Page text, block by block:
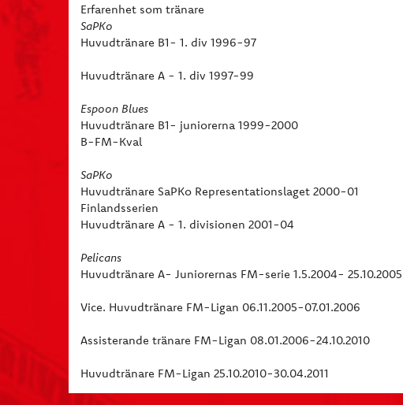
Erfarenhet som tränare
SaPKo
Huvudtränare B1- 1. div 1996-97
Huvudtränare A - 1. div 1997-99
Espoon Blues
Huvudtränare B1- juniorerna 1999-2000
B-FM-Kval
SaPKo
Huvudtränare SaPKo Representationslaget 2000-01
Finlandsserien
Huvudtränare A - 1. divisionen 2001-04
Pelicans
Huvudtränare A- Juniorernas FM-serie 1.5.2004- 25.10.2005
Vice. Huvudtränare FM-Ligan 06.11.2005-07.01.2006
Assisterande tränare FM-Ligan 08.01.2006-24.10.2010
Huvudtränare FM-Ligan 25.10.2010-30.04.2011